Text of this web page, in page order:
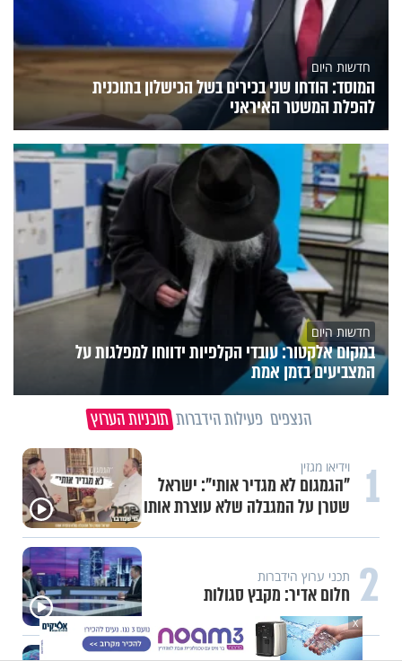
חדשות היום
המוסד: הודחו שני בכירים בשל הכישלון בתוכנית
להפלת המשטר האיראני
חדשות היום
במקום אלקטור: עובדי הקלפיות ידווחו למפלגות על
המצביעים בזמן אמת
הנצפים פעילות הידברות תוכניות הערוץ
1 וידיאו מגזין
"הגמגום לא מגדיר אותי": ישראל
שטרן על המגבלה שלא עוצרת אותו
2 תכני ערוץ הידברות
חלום אדיר: מקבץ סגולות
X